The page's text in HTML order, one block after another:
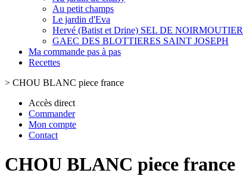
Au petit champs
Le jardin d'Eva
Hervé (Batist et Drine) SEL DE NOIRMOUTIER
GAEC DES BLOTTIERES SAINT JOSEPH
Ma commande pas à pas
Recettes
> CHOU BLANC piece france
Accès direct
Commander
Mon compte
Contact
CHOU BLANC piece france